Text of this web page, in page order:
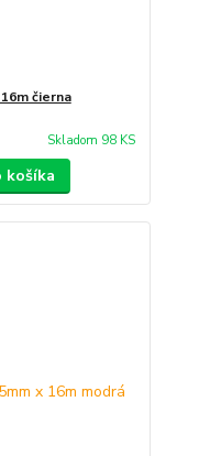
čierna
Skladom 98 KS
košíka